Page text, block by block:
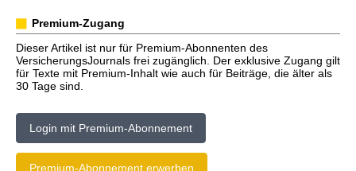
Premium-Zugang
Dieser Artikel ist nur für Premium-Abonnenten des
VersicherungsJournals frei zugänglich. Der exklusive Zugang gilt
für Texte mit Premium-Inhalt wie auch für Beiträge, die älter als
30 Tage sind.
Login mit Premium-Abonnement
Premium-Abonnement erwerben